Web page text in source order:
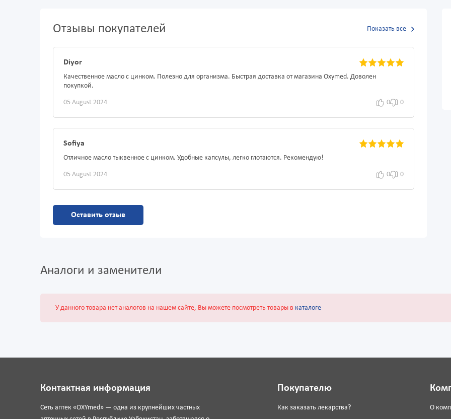
Отзывы покупателей Показать все
Diyor
Качественное масло с цинком. Полезно для организма. Быстрая доставка от магазина Oxymed. Доволен
покупкой.
05 August 2024 0 0
Sofiya
Отличное масло тыквенное с цинком. Удобные капсулы, легко глотаются. Рекомендую!
05 August 2024 0 0
Оставить отзыв
Аналоги и заменители
У данного товара нет аналогов на нашем сайте, Вы можете посмотреть товары в каталоге
Контактная информация
Сеть аптек «OXYmed» — одна из крупнейших частных
Покупателю
Как заказать лекарства? О